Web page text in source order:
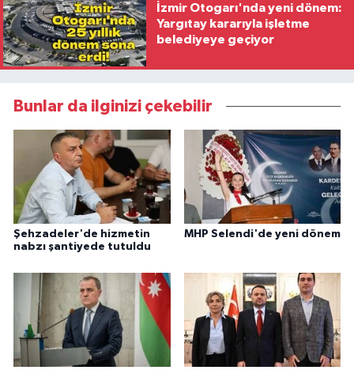
İzmir Otogarı'nda yeni dönem:
Yargıtay kararıyla işletme
belediyeye geçiyor
Bunlar da ilginizi çekebilir
Şehzadeler'de hizmetin
nabzı şantiyede tutuldu
MHP Selendi'de yeni dönem